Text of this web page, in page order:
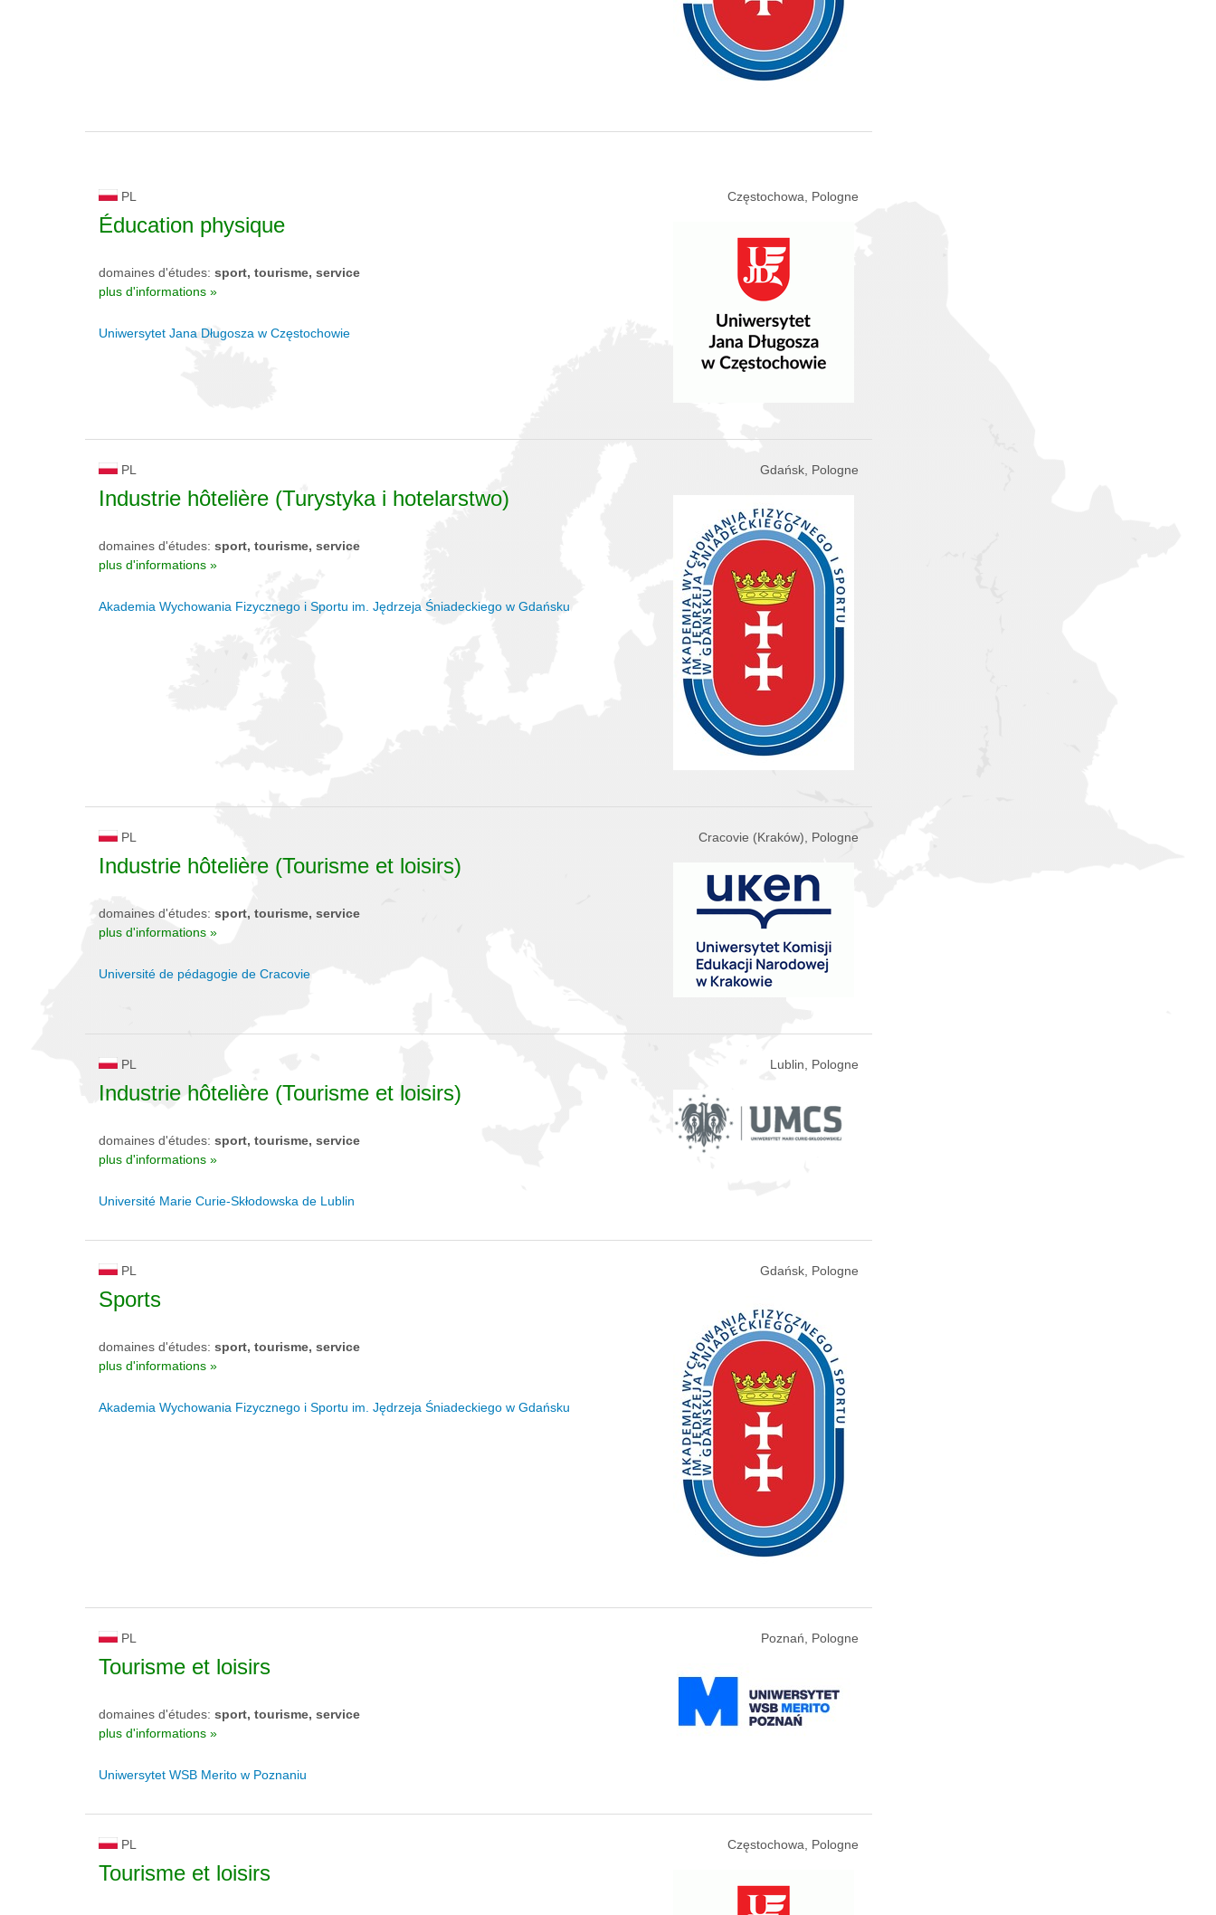
PL Częstochowa, Pologne
Éducation physique
domaines d'études: sport, tourisme, service
plus d'informations »
Uniwersytet Jana Długosza w Częstochowie
PL Gdańsk, Pologne
Industrie hôtelière (Turystyka i hotelarstwo)
domaines d'études: sport, tourisme, service
plus d'informations »
Akademia Wychowania Fizycznego i Sportu im. Jędrzeja Śniadeckiego w Gdańsku
PL Cracovie (Kraków), Pologne
Industrie hôtelière (Tourisme et loisirs)
domaines d'études: sport, tourisme, service
plus d'informations »
Université de pédagogie de Cracovie
PL Lublin, Pologne
Industrie hôtelière (Tourisme et loisirs)
domaines d'études: sport, tourisme, service
plus d'informations »
Université Marie Curie-Skłodowska de Lublin
PL Gdańsk, Pologne
Sports
domaines d'études: sport, tourisme, service
plus d'informations »
Akademia Wychowania Fizycznego i Sportu im. Jędrzeja Śniadeckiego w Gdańsku
PL Poznań, Pologne
Tourisme et loisirs
domaines d'études: sport, tourisme, service
plus d'informations »
Uniwersytet WSB Merito w Poznaniu
PL Częstochowa, Pologne
Tourisme et loisirs